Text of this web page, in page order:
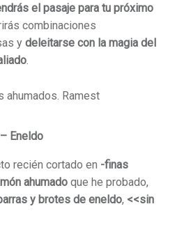
el pasaje para tu próximo
combinaciones
y deleitarse con la magia del
.
Eneldo
recién cortado en -finas
ahumado que he probado,
y brotes de eneldo, <<sin